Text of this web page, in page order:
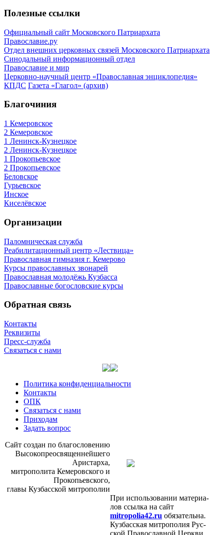
Полезные ссылки
Официальный сайт Московского Патриархата
Православие.ру
Отдел внешних церковных связей Московского Патриархата
Синодальный информационный отдел
Православие и мир
Церковно-научный центр «Православная энциклопедия»
КПДС Газета «Глагол» (архив)
Благочиния
1 Кемеровское
2 Кемеровское
1 Ленинск-Кузнецкое
2 Ленинск-Кузнецкое
1 Прокопьевское
2 Прокопьевское
Беловское
Гурьевское
Инское
Киселёвское
Организации
Паломническая служба
Реабилитационный центр «Лествица»
Православная гимназия г. Кемерово
Курсы православных звонарей
Православная молодёжь Кузбасса
Православные богословские курсы
Обратная связь
Контакты
Реквизиты
Пресс-служба
Связаться с нами
Политика конфиденциальности
Контакты
ОПК
Связаться с нами
Приходам
Задать вопрос
Сайт со­здан по бла­го­сло­ве­нию
Вы­со­ко­прео­свя­щен­ней­ше­го
Ари­стар­ха,
мит­ро­по­ли­та Ке­ме­ров­ско­го и
Про­ко­пьев­ско­го,
гла­вы Куз­бас­ской мит­ро­по­лии
При ис­поль­зо­ва­нии ма­те­ри­а­
лов ссыл­ка на сайт
mitropolia42.ru обя­за­тель­на.
Куз­бас­ская мит­ро­по­лия Рус­
ской Пра­во­слав­ной Церк­ви